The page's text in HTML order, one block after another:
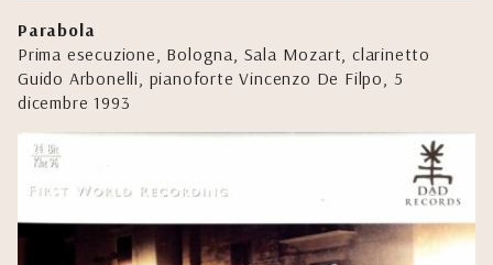
Parabola
Prima esecuzione, Bologna, Sala Mozart, clarinetto
Guido Arbonelli, pianoforte Vincenzo De Filpo, 5
dicembre 1993